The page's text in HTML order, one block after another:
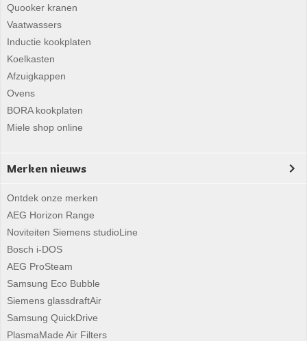
Quooker kranen
Vaatwassers
Inductie kookplaten
Koelkasten
Afzuigkappen
Ovens
BORA kookplaten
Miele shop online
Merken nieuws
Ontdek onze merken
AEG Horizon Range
Noviteiten Siemens studioLine
Bosch i-DOS
AEG ProSteam
Samsung Eco Bubble
Siemens glassdraftAir
Samsung QuickDrive
PlasmaMade Air Filters